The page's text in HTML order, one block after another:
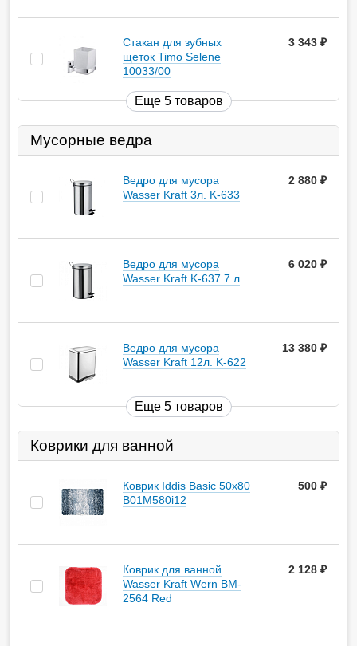
Стакан для зубных
щеток Timo Selene
10033/00
3 343
Еще 5 товаров
Мусорные ведра
Ведро для мусора
Wasser Kraft 3л. K-633
2 880
Ведро для мусора
Wasser Kraft K-637 7 л
6 020
Ведро для мусора
Wasser Kraft 12л. K-622
13 380
Еще 5 товаров
Коврики для ванной
Коврик Iddis Basic 50х80
B01M580i12
500
Коврик для ванной
Wasser Kraft Wern BM-
2564 Red
2 128